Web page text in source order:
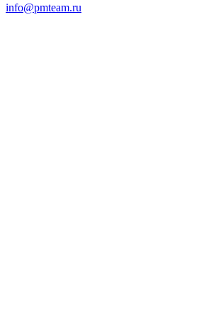
info@pmteam.ru